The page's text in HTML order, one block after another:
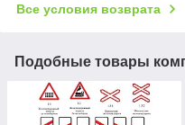
Все условия возврата
Подобные товары